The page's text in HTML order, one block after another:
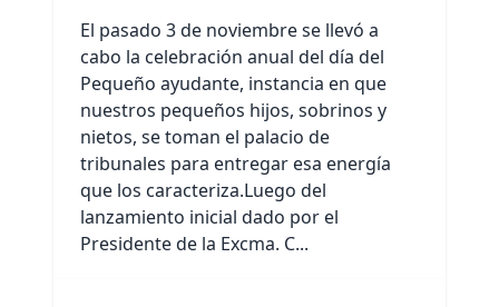
El pasado 3 de noviembre se llevó a
cabo la celebración anual del día del
Pequeño ayudante, instancia en que
nuestros pequeños hijos, sobrinos y
nietos, se toman el palacio de
tribunales para entregar esa energía
que los caracteriza.Luego del
lanzamiento inicial dado por el
Presidente de la Excma. C...